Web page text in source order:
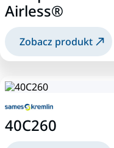
Airless®
Zobacz produkt
40C260